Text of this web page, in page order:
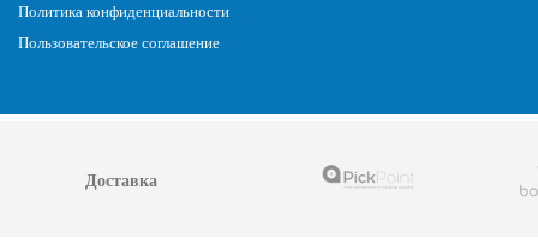
Политика конфиденциальности
Пользовательское соглашение
Доставка